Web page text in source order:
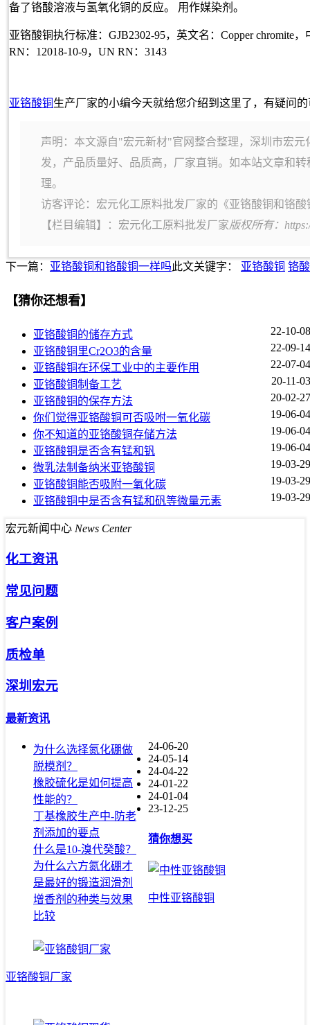
备了铬酸溶液与氢氧化铜的反应。 用作媒染剂。
亚铬酸铜执行标准：GJB2302-95，英文名：Copper chromite
RN：12018-10-9，UN RN：3143
亚铬酸铜 生产厂家的小编今天就给您介绍到这里了，有疑问
声明：本文源自"宏元新材"官网整合整理，深圳市宏
发，产品质量好、品质高，厂家直销。如本站文章和
理。
访客评论：宏元化工原料批发厂家的《亚铬酸铜和铬
【栏目编辑】： 宏元化工原料批发厂家版权所有：
下一篇： 亚铬酸铜和铬酸铜一样吗此文关键字： 亚铬酸铜 铬
【猜你还想看】
亚铬酸铜的储存方式
22-10-08
亚铬酸铜里Cr2O3的含量
22-09-14
亚铬酸铜在环保工业中的主要作用
22-07-04
亚铬酸铜制备工艺
20-11-03
亚铬酸铜的保存方法
20-02-27
你们觉得亚铬酸铜可否吸咐一氧化碳
19-06-04
你不知道的亚铬酸铜存储方法
19-06-04
亚铬酸铜是否含有锰和钒
19-06-04
微乳法制备纳米亚铬酸铜
19-03-29
亚铬酸铜能否吸附一氧化碳
19-03-29
亚铬酸铜中是否含有锰和矾等微量元素
19-03-29
宏元新闻中心 News Center
化工资讯
常见问题
客户案例
质检单
深圳宏元
最新资讯
为什么选择氮化硼做
脱模剂？
24-06-20
橡胶硫化是如何提高
性能的？
24-05-14
丁基橡胶生产中-防老
剂添加的要点
24-04-22
什么是10-溴代癸酸？
24-01-22
为什么六方氮化硼才
是最好的锻造润滑剂
24-01-04
增香剂的种类与效果
比较
23-12-25
猜你想买
中性亚铬酸铜
亚铬酸铜厂家